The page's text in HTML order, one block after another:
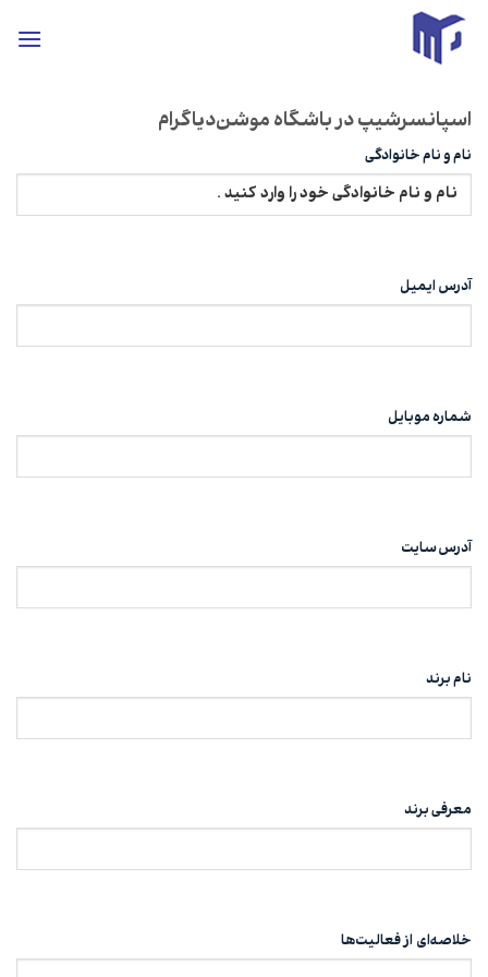
محتوا
اسپانسرشیپ در باشگاه موشن‌دیاگرام
نام و نام خانوادگی
آدرس ایمیل
شماره موبایل
آدرس سایت
نام برند
معرفی برند
خلاصه‌ای از فعالیت‌ها